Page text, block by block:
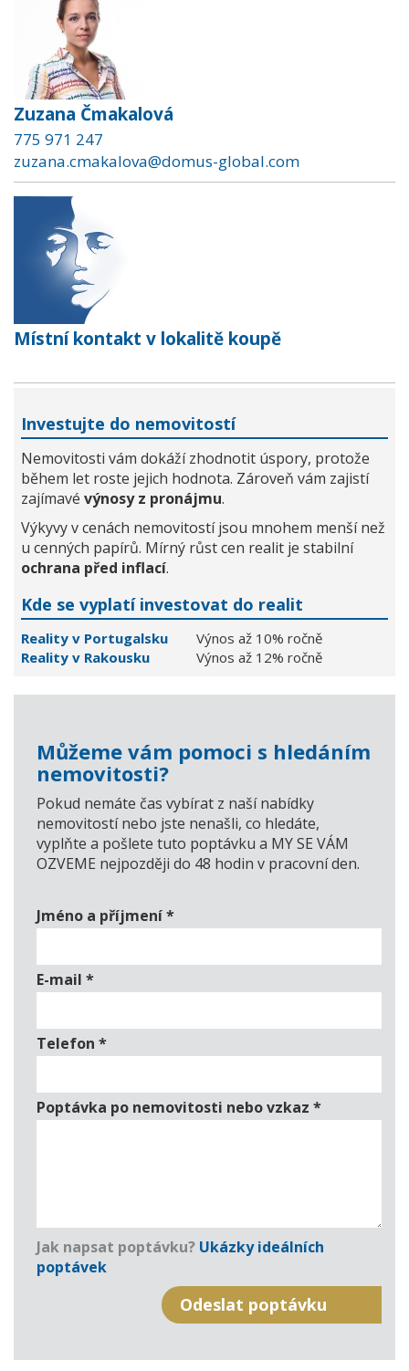
Zuzana Čmakalová
775 971 247
zuzana.cmakalova@domus-global.com
Místní kontakt v lokalitě koupě
Investujte do nemovitostí
Nemovitosti vám dokáží zhodnotit úspory, protože
během let roste jejich hodnota. Zároveň vám zajistí
zajímavé výnosy z pronájmu.
Výkyvy v cenách nemovitostí jsou mnohem menší než
u cenných papírů. Mírný růst cen realit je stabilní
ochrana před inflací.
Kde se vyplatí investovat do realit
Reality v Portugalsku
Výnos až 10% ročně
Reality v Rakousku
Výnos až 12% ročně
Můžeme vám pomoci s hledáním
nemovitosti?
Pokud nemáte čas vybírat z naší nabídky
nemovitostí nebo jste nenašli, co hledáte,
vyplňte a pošlete tuto poptávku a MY SE VÁM
OZVEME nejpozději do 48 hodin v pracovní den.
Jméno a příjmení*
E-mail *
Telefon *
Poptávka po nemovitosti nebo vzkaz *
Jak napsat poptávku? Ukázky ideálních
poptávek